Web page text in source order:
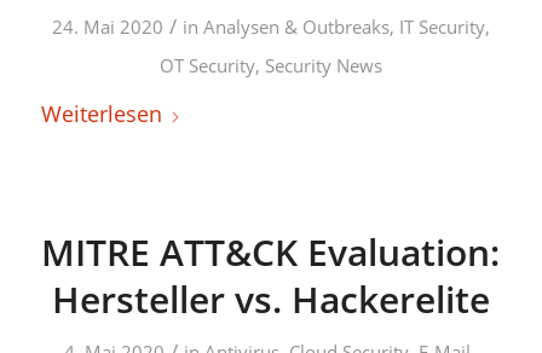
24. Mai 2020 / in Analysen & Outbreaks, IT Security,
OT Security, Security News
Weiterlesen
MITRE ATT&CK Evaluation:
Hersteller vs. Hackerelite